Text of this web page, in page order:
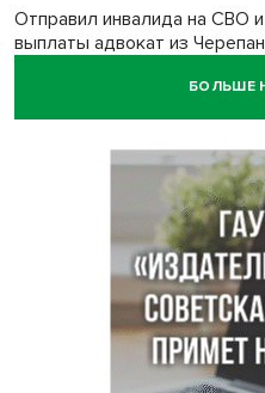
Отправил инвалида на СВО
выплаты адвокат из
БОЛЬШЕ